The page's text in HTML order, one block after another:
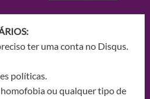
ter uma conta no Disqus.
políticas.
ou qualquer tipo de